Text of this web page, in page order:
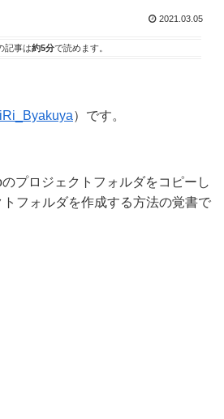
2021.03.05
記事は約5分で読めます。
）です。
プロジェクトフォルダをコピーし
フォルダを作成する方法の覚書で